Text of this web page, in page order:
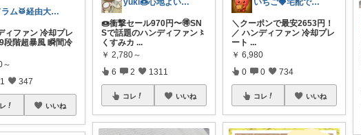
ドラム🥁経由大感謝🉐
ィファン 冷却プレ
段階超暴風 瞬間冷
～
1 347
いいね
yuki🍩心地よいものに囲まれて💛
🍩衝撃セール970円〜🉐SN
Sで話題のハンディファン〻
くすみカ ...
￥ 2,780～
6 2 1311
コレ いいね
いちご🍓宅配でかなえる快適ライフ🏠
＼クーポンで最安2653円！
／ ハンディファン 冷却プレ
ート...
￥ 6,980
0 0 734
コレ いいね